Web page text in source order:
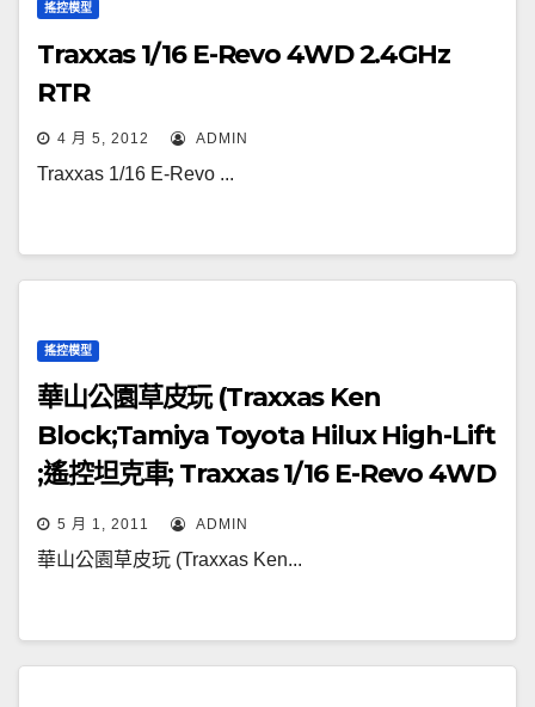
搖控模型
Traxxas 1/16 E-Revo 4WD 2.4GHz
RTR
4 月 5, 2012 ADMIN
Traxxas 1/16 E-Revo ...
搖控模型
華山公園草皮玩 (Traxxas Ken
Block;Tamiya Toyota Hilux High-Lift
;遙控坦克車; Traxxas 1/16 E-Revo 4WD
2.4GHz RTR Blue; Team Associated
RC18B)
5 月 1, 2011 ADMIN
華山公園草皮玩 (Traxxas Ken...